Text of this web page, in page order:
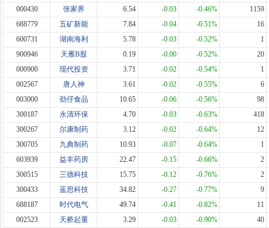
000430
张家界 6.54 -0.03 -0.46%
1159
688779
五矿新能 7.84 -0.04 -0.51%
16
600731
湖南海利 5.78 -0.03 -0.52%
1
900946
天雁B股 0.19 -0.00 -0.52%
20
000900
现代投资 3.71 -0.02 -0.54%
1
002567
唐人神 3.61 -0.02 -0.55%
6
003000
劲仔食品 10.65 -0.06 -0.56%
98
300187
永清环保 4.70 -0.03 -0.63%
418
300267
尔康制药 3.12 -0.02 -0.64%
12
300705
九典制药 10.93 -0.07 -0.64%
1
603939
益丰药房 22.47 -0.15 -0.66%
2
300515
三德科技 15.75 -0.12 -0.76%
2
300433
蓝思科技 34.82 -0.27 -0.77%
9
688187
时代电气 49.74 -0.41 -0.82%
11
002523
天桥起重 3.29 -0.03 -0.90%
40